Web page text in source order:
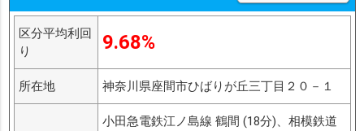
区分平均利回
り
9.68%
所在地 神奈川県座間市ひばりが丘三丁目２０－１
小田急電鉄江ノ島線 鶴間 (18分)、相模鉄道